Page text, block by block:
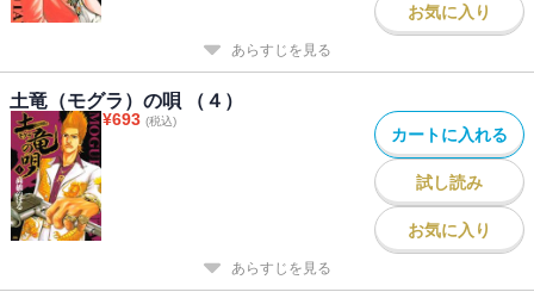
お気に入り
あらすじを見る
土竜（モグラ）の唄 （４）
¥693 (税込)
カートに入れる
試し読み
お気に入り
あらすじを見る